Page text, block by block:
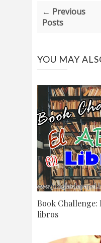
← Previous
Posts
YOU MAY
Book Challenge:
libros